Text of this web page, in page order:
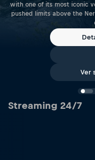
with one of its most iconic
pushed limits above the
Ver
Streaming 24/7